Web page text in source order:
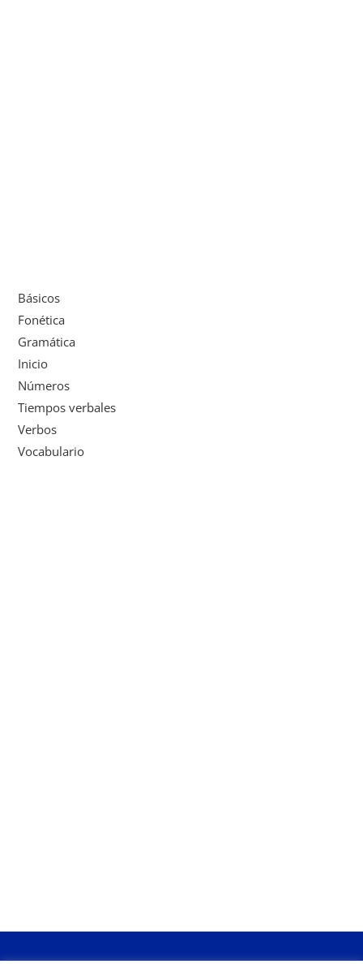
Básicos
Fonética
Gramática
Inicio
Números
Tiempos verbales
Verbos
Vocabulario